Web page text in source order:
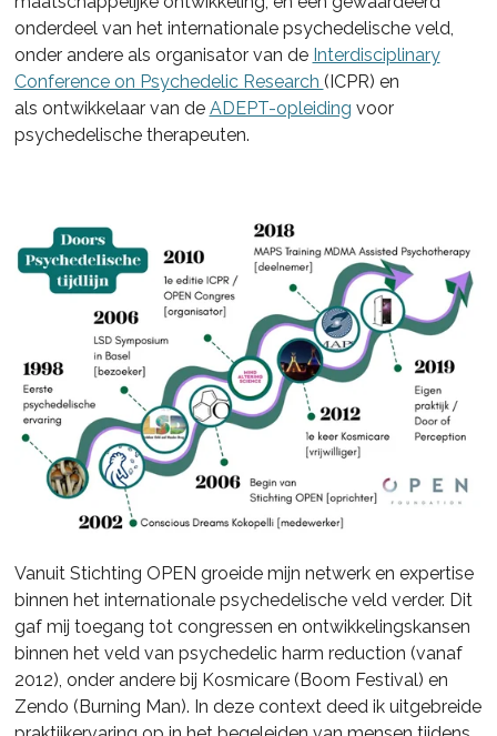
onderdeel van het internationale psychedelische veld,
onder andere als organisator van de Interdisciplinary
Conference on Psychedelic Research (ICPR) en
als ontwikkelaar van de ADEPT-opleiding voor
psychedelische therapeuten.
Vanuit Stichting OPEN groeide mijn netwerk en expertise
binnen het internationale psychedelische veld verder. Dit
gaf mij toegang tot congressen en ontwikkelingskansen
binnen het veld van psychedelic harm reduction (vanaf
2012), onder andere bij Kosmicare (Boom Festival) en
Zendo (Burning Man). In deze context deed ik uitgebreide